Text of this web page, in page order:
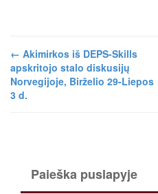
← Akimirkos iš DEPS-Skills
apskritojo stalo diskusijų
Norvegijoje, Birželio 29-Liepos
3 d.
Paieška puslapyje